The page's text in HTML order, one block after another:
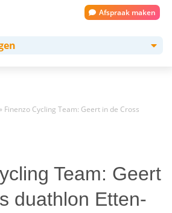
Afspraak maken
» Finenzo Cycling Team: Geert in de Cross
Team: Geert
duathlon Etten-